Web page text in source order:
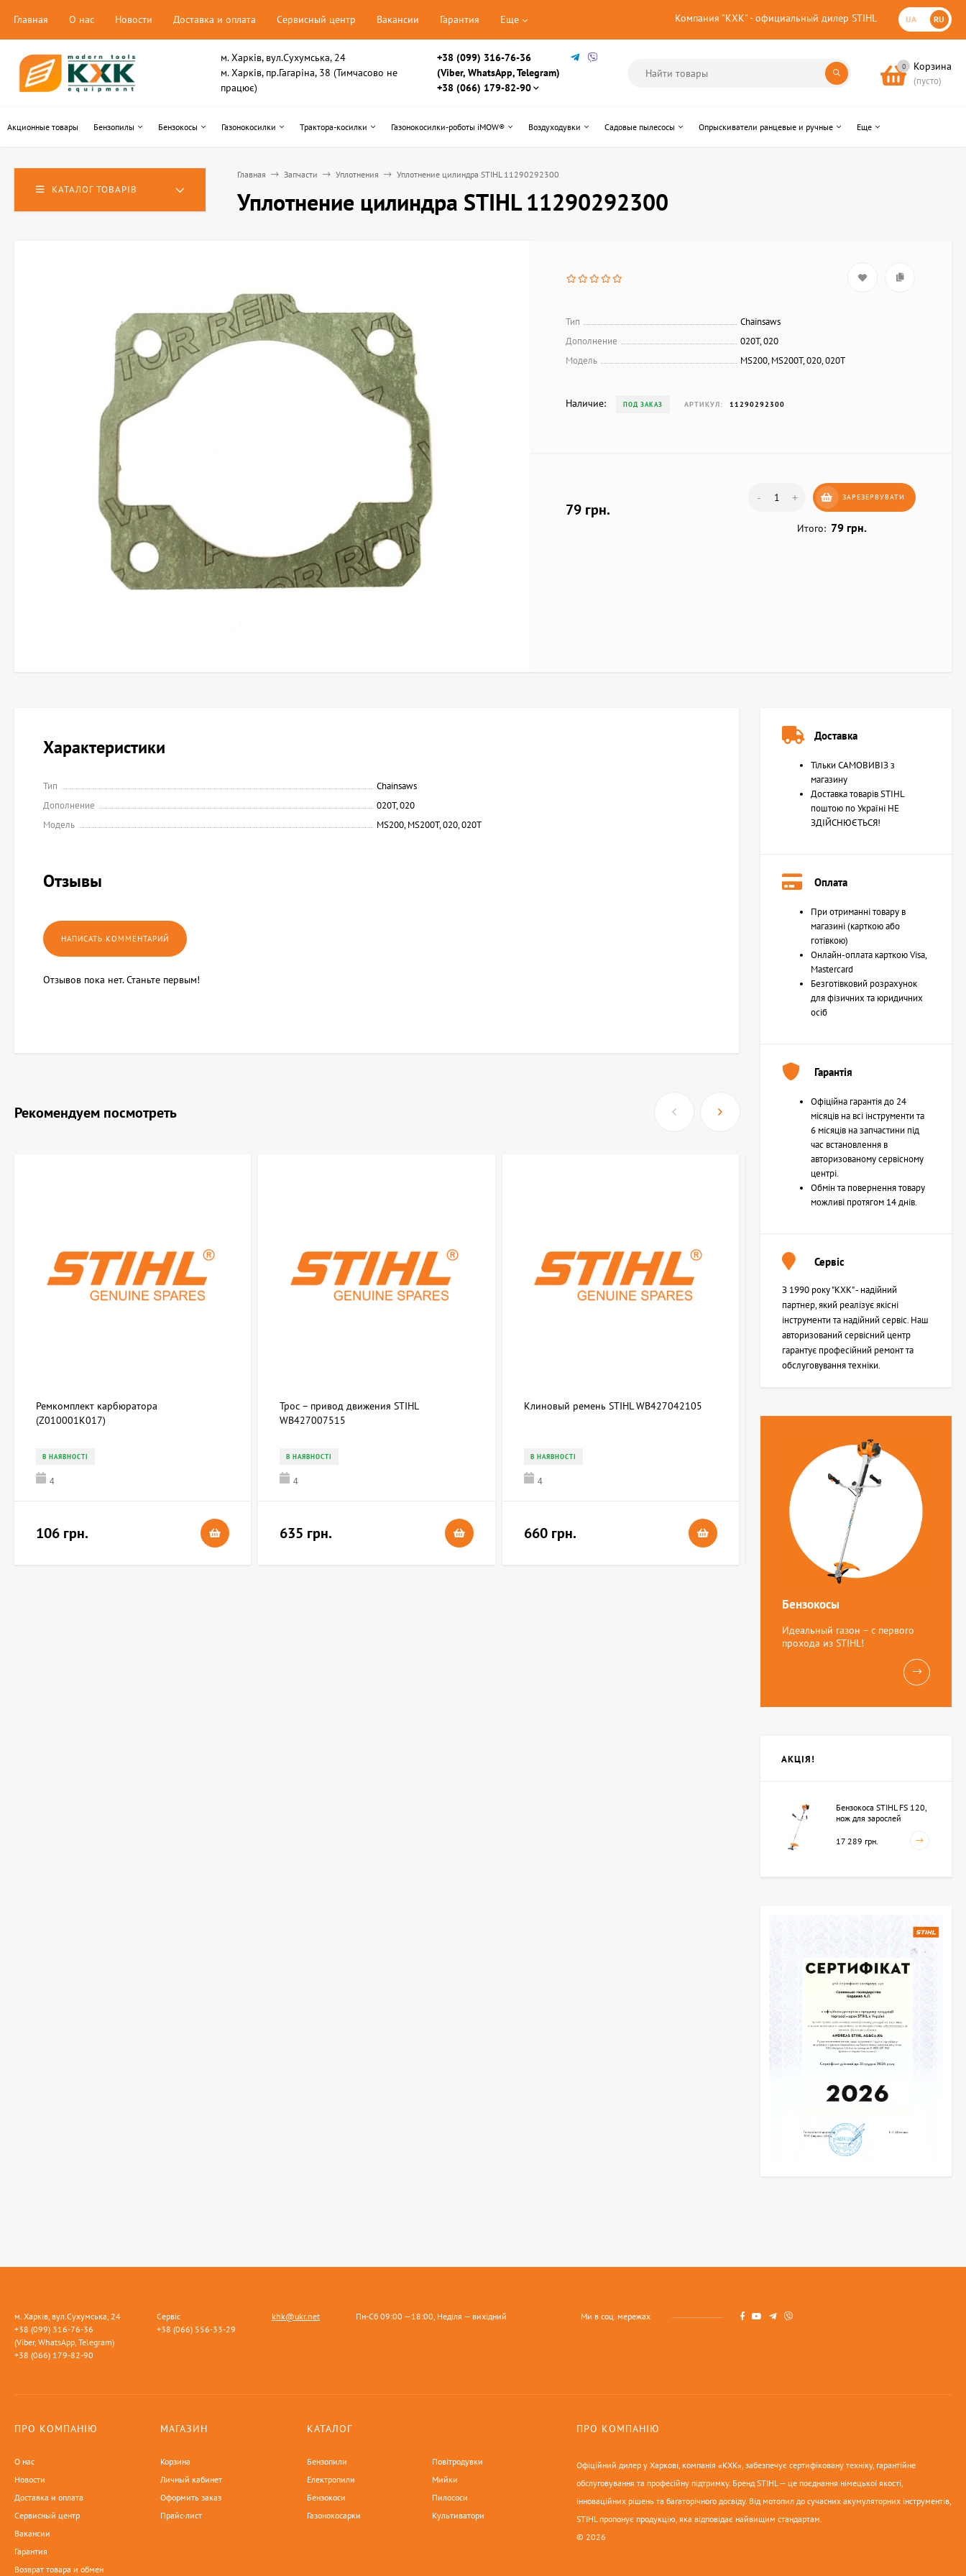
Компания "КХК" - официальный дилер STIHL UA RU
Главная О нас Новости Доставка и оплата Сервисный центр Вакансии Гарантия Еще
м. Харків, вул.Сухумська, 24
м. Харків, пр.Гагаріна, 38 (Тимчасово не
працює)
+38 (099) 316-76-36
(Viber, WhatsApp, Telegram)
+38 (066) 179-82-90
0 Корзина
(пусто)
Акционные товары Бензопилы Бензокосы Газонокосилки Трактора-косилки Газонокосилки-роботы iMOW® Воздуходувки Садовые пылесосы Опрыскиватели ранцевые и ручные Еще
КАТАЛОГ ТОВАРІВ
Главная Запчасти Уплотнения Уплотнение цилиндра STIHL 11290292300
Уплотнение цилиндра STIHL 11290292300
Тип
Chainsaws
Дополнение
020T, 020
Модель
MS200, MS200T, 020, 020T
Наличие: ПОД ЗАКАЗ АРТИКУЛ: 11290292300
79 грн.
- + ЗАРЕЗЕРВУВАТИ
Итого: 79 грн.
Характеристики
Тип
Chainsaws
Дополнение
020T, 020
Модель
MS200, MS200T, 020, 020T
Отзывы
Отзывов пока нет. Станьте первым!
Рекомендуем посмотреть
Ремкомплект карбюратора
(Z010001K017)
В НАЯВНОСТІ
4
106 грн.
Трос – привод движения STIHL
WB427007515
В НАЯВНОСТІ
4
635 грн.
Клиновый ремень STIHL WB427042105
В НАЯВНОСТІ
4
660 грн.
В НАЯВНОСТІ
24 грн.
Доставка
Тільки САМОВИВІЗ з
магазину
Доставка товарів STIHL
поштою по Україні НЕ
ЗДІЙСНЮЄТЬСЯ!
Оплата
При отриманні товару в
магазині (карткою або
готівкою)
Онлайн-оплата карткою Visa,
Mastercard
Безготівковий розрахунок
для фізичних та юридичних
осіб
Гарантія
Офіційна гарантія до 24
місяців на всі інструменти та
6 місяців на запчастини під
час встановлення в
авторизованому сервісному
центрі.
Обмін та повернення товару
можливі протягом 14 днів.
Сервіс
З 1990 року "КХК" - надійний
партнер, який реалізує якісні
інструменти та надійний сервіс. Наш
авторизований сервісний центр
гарантує професійний ремонт та
обслуговування техніки.
Бензокосы
Идеальный газон – с первого
прохода из STIHL!
АКЦІЯ!
Бензокоса STIHL FS 120,
нож для зарослей
17 289 грн.
м. Харків, вул.Сухумська, 24
+38 (099) 316-76-36
(Viber, WhatsApp, Telegram)
+38 (066) 179-82-90
Сервіс
+38 (066) 556-33-29
khk@ukr.net Пн-Сб 09:00 —18:00, Неділя — вихідний Ми в соц. мережах
ПРО КОМПАНІЮ
О нас
Новости
Доставка и оплата
Сервисный центр
Вакансии
Гарантия
Возврат товара и обмен
МАГАЗИН
Корзина
Личный кабинет
Оформить заказ
Прайс-лист
КАТАЛОГ
Бензопили
Електропили
Бензокоси
Газонокосарки
Повітродувки
Мийки
Пилососи
Культиватори
ПРО КОМПАНІЮ
Офіційний дилер у Харкові, компанія «КХК», забезпечує сертифіковану техніку, гарантійне
обслуговування та професійну підтримку. Бренд STIHL — це поєднання німецької якості,
інноваційних рішень та багаторічного досвіду. Від мотопил до сучасних акумуляторних інструментів,
STIHL пропонує продукцію, яка відповідає найвищим стандартам.
© 2026